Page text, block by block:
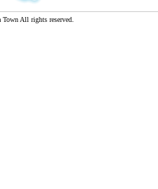
All rights reserved.